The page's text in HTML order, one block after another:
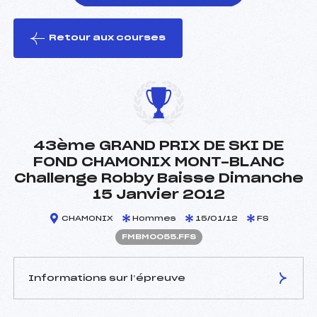
le ski
Retour aux courses
43ème GRAND PRIX DE SKI DE
FOND CHAMONIX MONT-BLANC
Challenge Robby Baisse Dimanche
15 Janvier 2012
CHAMONIX Hommes 15/01/12 FS
FMBM0055.FFS
Informations sur l’épreuve